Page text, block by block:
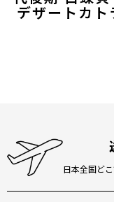
デザートカ
日本全国ど